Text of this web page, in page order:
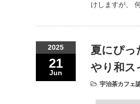
けしますが、
2025
21
Jun
夏にぴっ
やり和ス
宇治茶カフェ